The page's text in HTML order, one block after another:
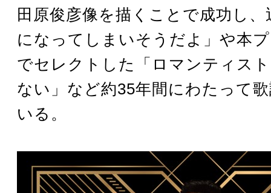
田原俊彦像を描くことで成功し
になってしまいそうだよ」や本
でセレクトした「ロマンティス
ない」など約35年間にわたって
いる。